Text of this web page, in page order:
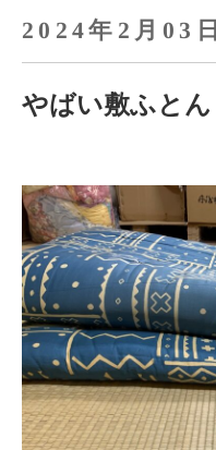
2024年2月03日
やばい敷ふとん